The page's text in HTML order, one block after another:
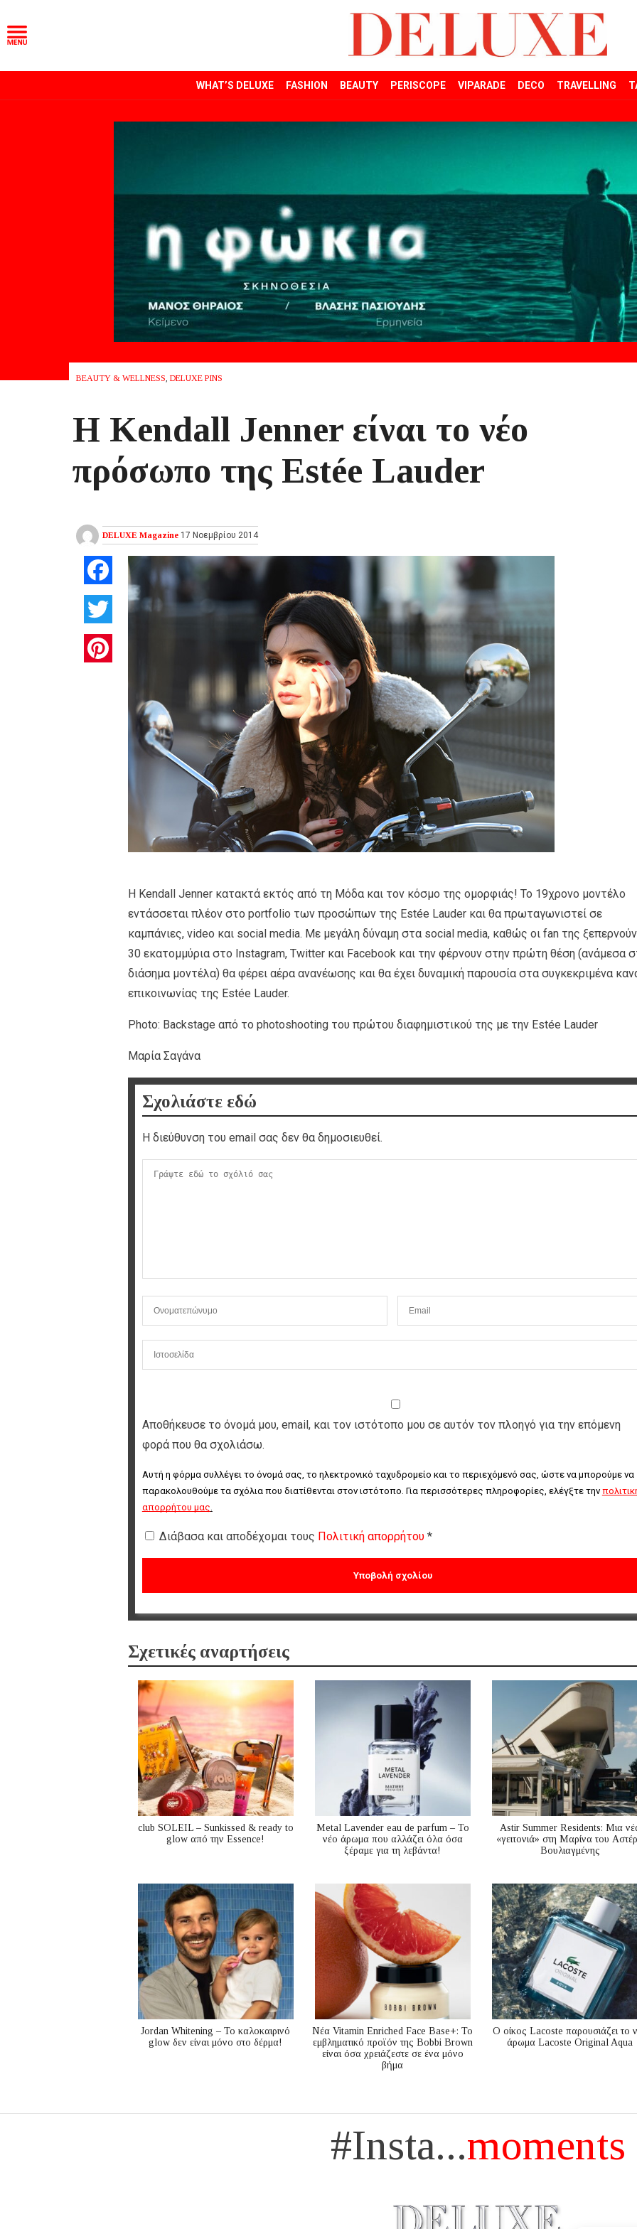
WHAT’S DELUXE FASHION BEAUTY PERISCOPE VIPARADE DECO TRAVELLING
BEAUTY & WELLNESS, DELUXE PINS
Η Kendall Jenner είναι το νέο
πρόσωπο της Estée Lauder
DELUXE Magazine 17 Νοεμβρίου 2014
Facebook
Twitter
Η Kendall Jenner κατακτά εκτός από τη Μόδα και τον κόσμο της ομορφιάς! Το 19χρονο μοντέλο
εντάσσεται πλέον στο portfolio των προσώπων της Estée Lauder και θα πρωταγωνιστεί σε
καμπάνιες, video και social media. Με μεγάλη δύναμη στα social media, καθώς οι fan της
30 εκατομμύρια στο Instagram, Twitter και Facebook και την φέρνουν στην πρώτη θέση (ανάμεσα
διάσημα μοντέλα) θα φέρει αέρα ανανέωσης και θα έχει δυναμική παρουσία στα συγκεκριμένα
επικοινωνίας της Estée Lauder.
Photo: Backstage από το photoshooting του πρώτου διαφημιστικού της με την Estée Lauder
Μαρία Σαγάνα
Σχολιάστε εδώ
Η διεύθυνση του email σας δεν θα δημοσιευθεί.
Αποθήκευσε το όνομά μου, email, και τον ιστότοπο μου σε αυτόν τον πλοηγό για την επόμενη
φορά που θα σχολιάσω.
Αυτή η φόρμα συλλέγει το όνομά σας, το ηλεκτρονικό ταχυδρομείο και το περιεχόμενό σας, ώστε να μπορούμε να
παρακολουθούμε τα σχόλια που διατίθενται στον ιστότοπο. Για περισσότερες πληροφορίες, ελέγξτε την
απορρήτου μας.
Διάβασα και αποδέχομαι τους Πολιτική απορρήτου *
Σχετικές αναρτήσεις
club SOLEIL – Sunkissed & ready to
glow από την Essence!
Metal Lavender eau de parfum – Το
νέο άρωμα που αλλάζει όλα όσα
ξέραμε για τη λεβάντα!
Astir Summer Residents: Μια
«γειτονιά» στη Μαρίνα του
Βουλιαγμένης
Jordan Whitening – Το καλοκαιρινό
glow δεν είναι μόνο στο δέρμα!
Nέα Vitamin Enriched Face Base+: Το
εμβληματικό προϊόν της Bobbi Brown
είναι όσα χρειάζεστε σε ένα μόνο
βήμα
Ο οίκος Lacoste παρουσιάζει το
άρωμα Lacoste Original Aqua
#Insta...moments